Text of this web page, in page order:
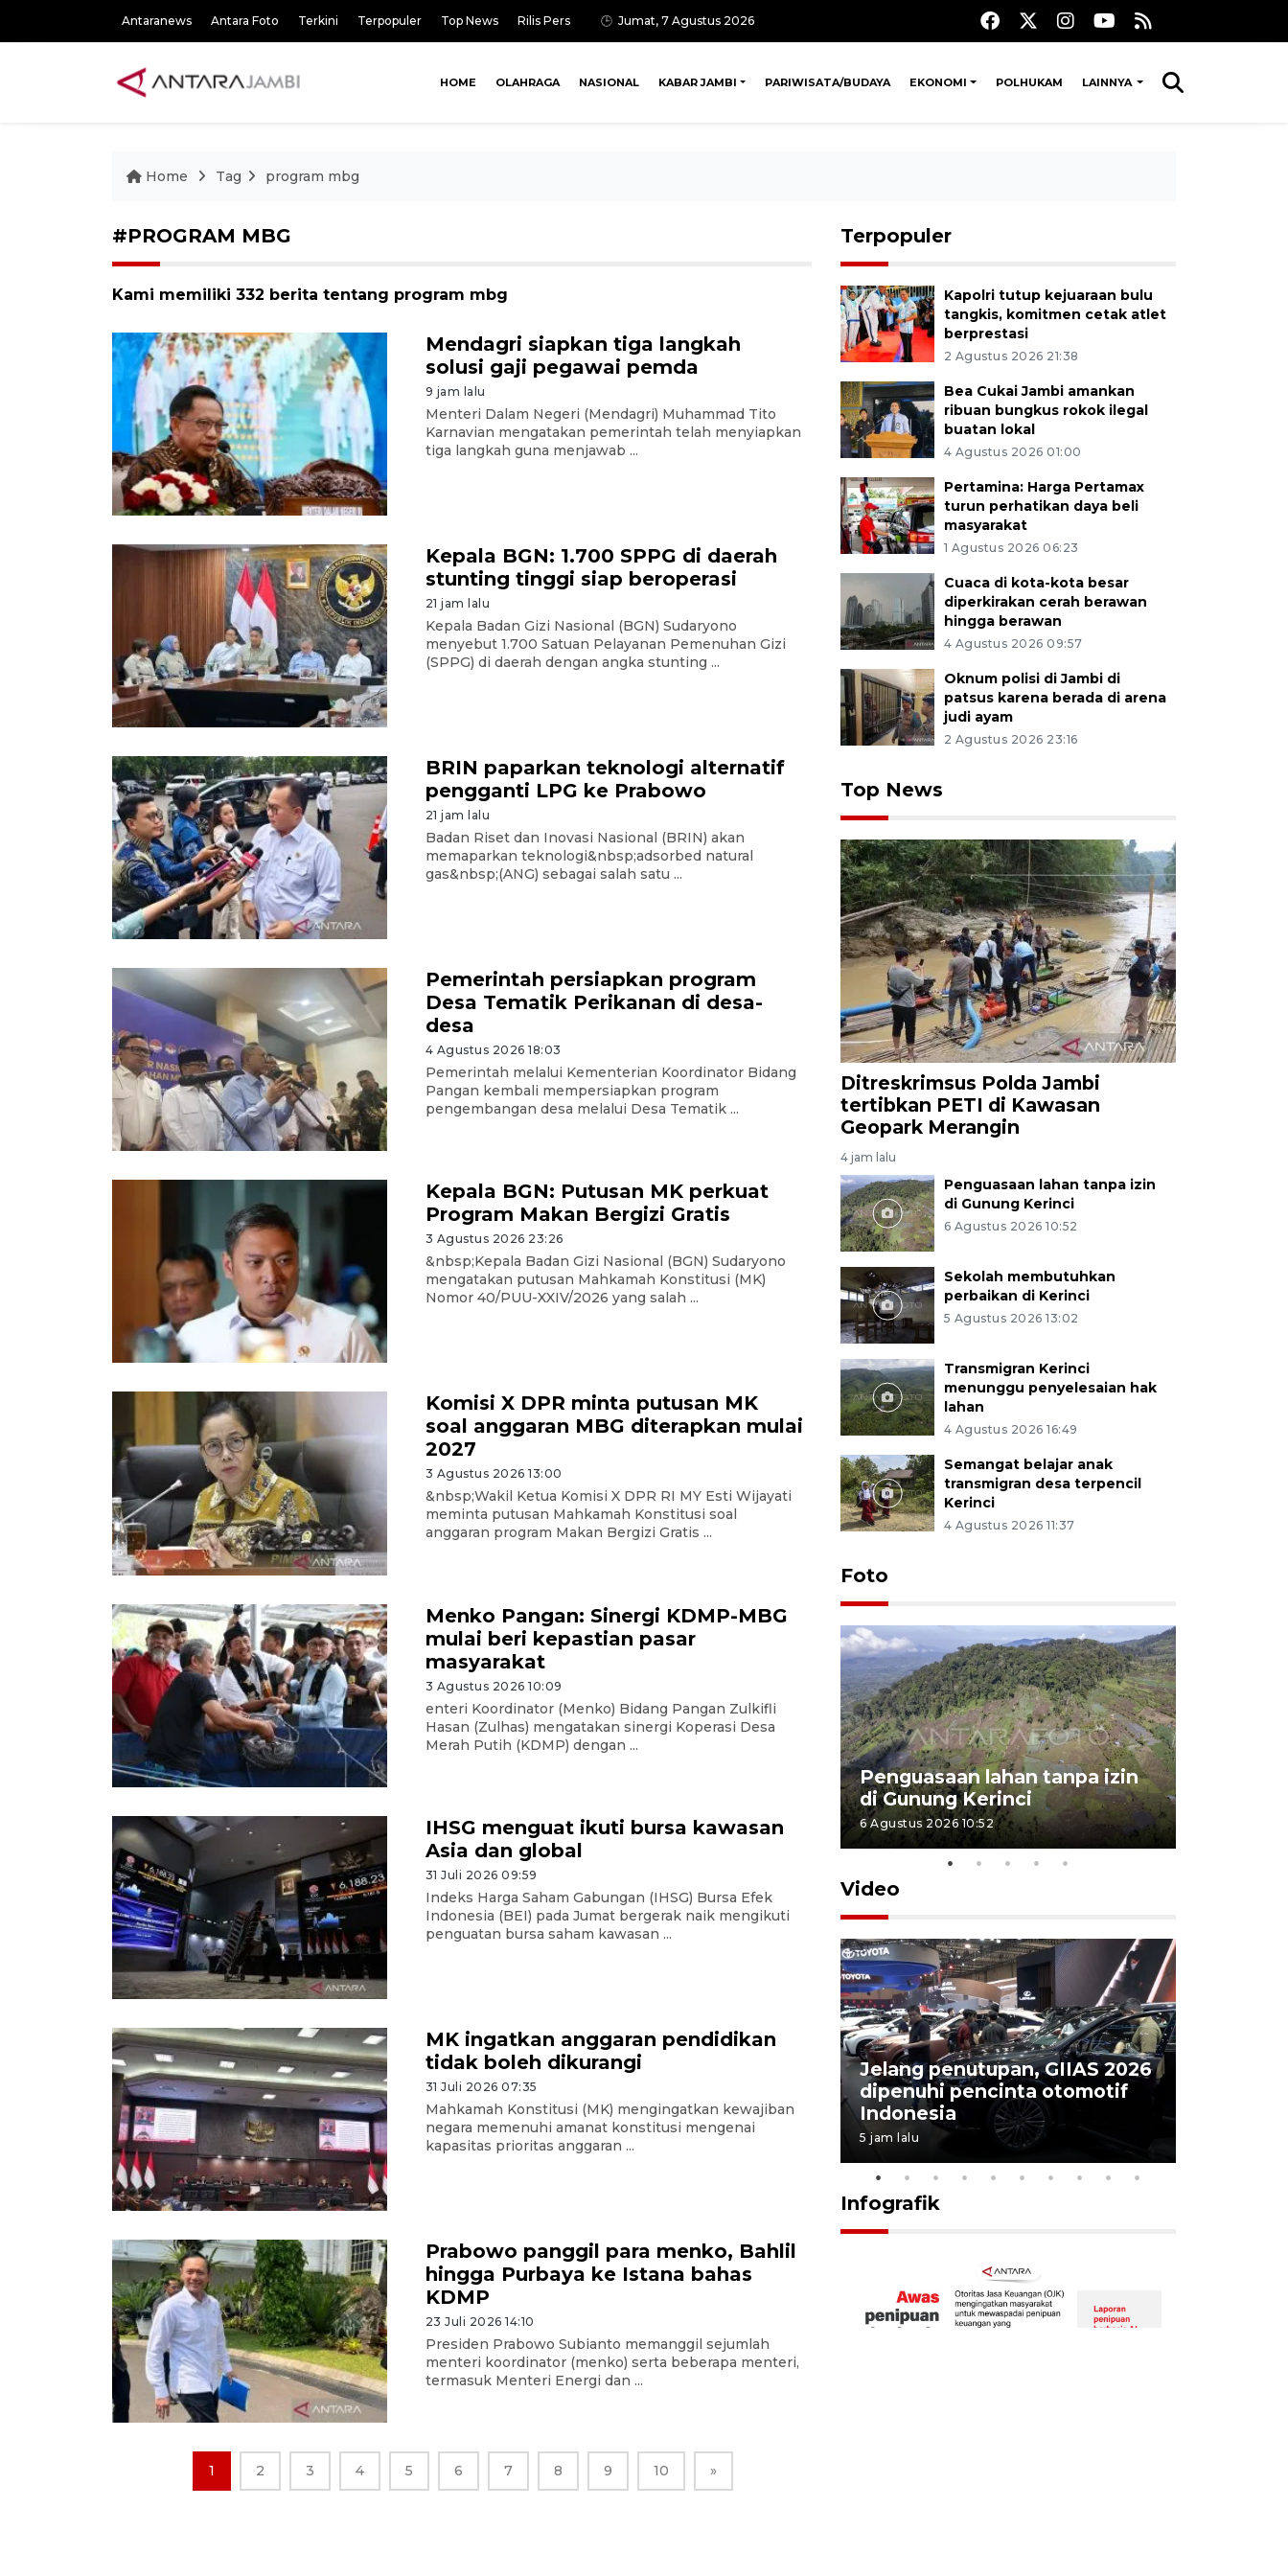
Antaranews Antara Foto Terkini Terpopuler Top News Rilis Pers Jumat, 7 Agustus 2026
HOME OLAHRAGA NASIONAL KABAR JAMBI PARIWISATA/BUDAYA EKONOMI POLHUKAM LAINNYA
Home Tag program mbg
#PROGRAM MBG
Kami memiliki 332 berita tentang program mbg
Mendagri siapkan tiga langkah
solusi gaji pegawai pemda
9 jam lalu
Menteri Dalam Negeri (Mendagri) Muhammad Tito
Karnavian mengatakan pemerintah telah menyiapkan
tiga langkah guna menjawab ...
Kepala BGN: 1.700 SPPG di daerah
stunting tinggi siap beroperasi
21 jam lalu
Kepala Badan Gizi Nasional (BGN) Sudaryono
menyebut 1.700 Satuan Pelayanan Pemenuhan Gizi
(SPPG) di daerah dengan angka stunting ...
BRIN paparkan teknologi alternatif
pengganti LPG ke Prabowo
21 jam lalu
Badan Riset dan Inovasi Nasional (BRIN) akan
memaparkan teknologi&nbsp;adsorbed natural
gas&nbsp;(ANG) sebagai salah satu ...
Pemerintah persiapkan program
Desa Tematik Perikanan di desa-
desa
4 Agustus 2026 18:03
Pemerintah melalui Kementerian Koordinator Bidang
Pangan kembali mempersiapkan program
pengembangan desa melalui Desa Tematik ...
Kepala BGN: Putusan MK perkuat
Program Makan Bergizi Gratis
3 Agustus 2026 23:26
&nbsp;Kepala Badan Gizi Nasional (BGN) Sudaryono
mengatakan putusan Mahkamah Konstitusi (MK)
Nomor 40/PUU-XXIV/2026 yang salah ...
Komisi X DPR minta putusan MK
soal anggaran MBG diterapkan mulai
2027
3 Agustus 2026 13:00
&nbsp;Wakil Ketua Komisi X DPR RI MY Esti Wijayati
meminta putusan Mahkamah Konstitusi soal
anggaran program Makan Bergizi Gratis ...
Menko Pangan: Sinergi KDMP-MBG
mulai beri kepastian pasar
masyarakat
3 Agustus 2026 10:09
enteri Koordinator (Menko) Bidang Pangan Zulkifli
Hasan (Zulhas) mengatakan sinergi Koperasi Desa
Merah Putih (KDMP) dengan ...
IHSG menguat ikuti bursa kawasan
Asia dan global
31 Juli 2026 09:59
Indeks Harga Saham Gabungan (IHSG) Bursa Efek
Indonesia (BEI) pada Jumat bergerak naik mengikuti
penguatan bursa saham kawasan ...
MK ingatkan anggaran pendidikan
tidak boleh dikurangi
31 Juli 2026 07:35
Mahkamah Konstitusi (MK) mengingatkan kewajiban
negara memenuhi amanat konstitusi mengenai
kapasitas prioritas anggaran ...
Prabowo panggil para menko, Bahlil
hingga Purbaya ke Istana bahas
KDMP
23 Juli 2026 14:10
Presiden Prabowo Subianto memanggil sejumlah
menteri koordinator (menko) serta beberapa menteri,
termasuk Menteri Energi dan ...
1 2 3 4 5 6 7 8 9 10 »
Terpopuler
Kapolri tutup kejuaraan bulu
tangkis, komitmen cetak atlet
berprestasi
2 Agustus 2026 21:38
Bea Cukai Jambi amankan
ribuan bungkus rokok ilegal
buatan lokal
4 Agustus 2026 01:00
Pertamina: Harga Pertamax
turun perhatikan daya beli
masyarakat
1 Agustus 2026 06:23
Cuaca di kota-kota besar
diperkirakan cerah berawan
hingga berawan
4 Agustus 2026 09:57
Oknum polisi di Jambi di
patsus karena berada di arena
judi ayam
2 Agustus 2026 23:16
Top News
Ditreskrimsus Polda Jambi
tertibkan PETI di Kawasan
Geopark Merangin
4 jam lalu
Penguasaan lahan tanpa izin
di Gunung Kerinci
6 Agustus 2026 10:52
Sekolah membutuhkan
perbaikan di Kerinci
5 Agustus 2026 13:02
Transmigran Kerinci
menunggu penyelesaian hak
lahan
4 Agustus 2026 16:49
Semangat belajar anak
transmigran desa terpencil
Kerinci
4 Agustus 2026 11:37
Foto
3 Agustus 2026 10:57
Penguasaan lahan tanpa izin
di Gunung Kerinci
6 Agustus 2026 10:52
Video
407 Mal di Indonesia hadirkan
program diskon Agustus
hingga 80 persen
17 jam lalu
Jelang penutupan, GIIAS 2026
dipenuhi pencinta otomotif
Indonesia
5 jam lalu
Infografik